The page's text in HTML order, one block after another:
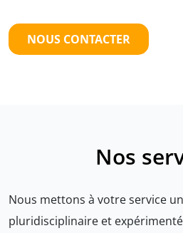
NOUS CONTACTER
Nos
Nous mettons à votre service
pluridisciplinaire et